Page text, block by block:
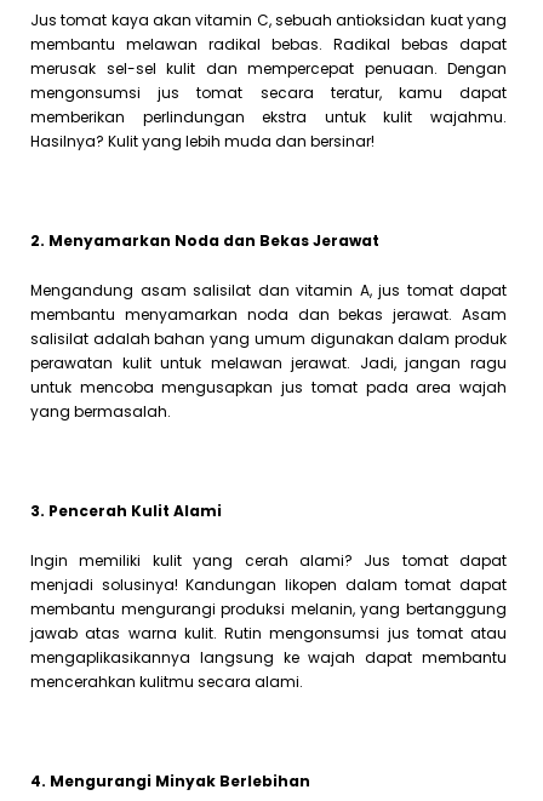
Jus tomat kaya akan vitamin C, sebuah antioksidan kuat yang
membantu melawan radikal bebas. Radikal bebas dapat
merusak sel-sel kulit dan mempercepat penuaan. Dengan
mengonsumsi jus tomat secara teratur, kamu dapat
memberikan perlindungan ekstra untuk kulit wajahmu.
Hasilnya? Kulit yang lebih muda dan bersinar!
2. Menyamarkan Noda dan Bekas Jerawat
Mengandung asam salisilat dan vitamin A, jus tomat dapat
membantu menyamarkan noda dan bekas jerawat. Asam
salisilat adalah bahan yang umum digunakan dalam produk
perawatan kulit untuk melawan jerawat. Jadi, jangan ragu
untuk mencoba mengusapkan jus tomat pada area wajah
yang bermasalah.
3. Pencerah Kulit Alami
Ingin memiliki kulit yang cerah alami? Jus tomat dapat
menjadi solusinya! Kandungan likopen dalam tomat dapat
membantu mengurangi produksi melanin, yang bertanggung
jawab atas warna kulit. Rutin mengonsumsi jus tomat atau
mengaplikasikannya langsung ke wajah dapat membantu
mencerahkan kulitmu secara alami.
4. Mengurangi Minyak Berlebihan